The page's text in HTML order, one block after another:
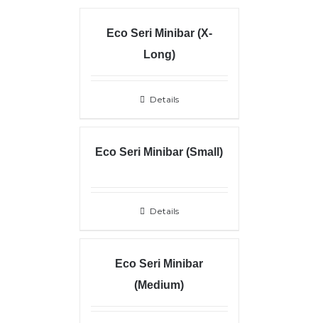
Eco Seri Minibar (X-
Long)
Details
Eco Seri Minibar (Small)
Details
Eco Seri Minibar
(Medium)